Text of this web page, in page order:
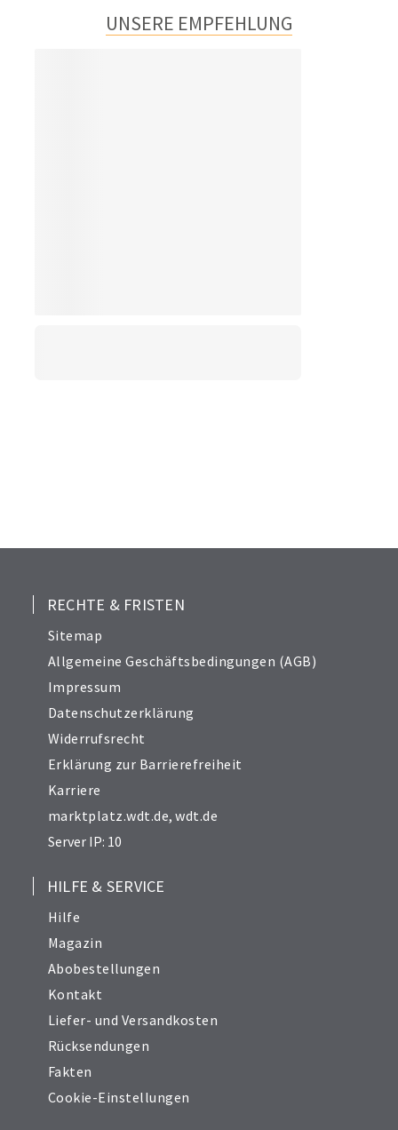
UNSERE EMPFEHLUNG
RECHTE & FRISTEN
Sitemap
Allgemeine Geschäftsbedingungen (AGB)
Impressum
Datenschutzerklärung
Widerrufsrecht
Erklärung zur Barrierefreiheit
Karriere
marktplatz.wdt.de,wdt.de
Server IP: 10
HILFE & SERVICE
Hilfe
Magazin
Abobestellungen
Kontakt
Liefer- und Versandkosten
Rücksendungen
Fakten
Cookie-Einstellungen